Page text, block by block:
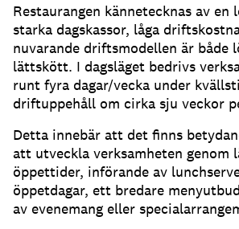
Restaurangen kännetecknas av en
starka dagskassor, låga
nuvarande driftsmodellen är både
lättskött. I dagsläget bedrivs
runt fyra dagar/vecka under
driftuppehåll om cirka sju veckor
Detta innebär att det finns
att utveckla verksamheten genom
öppettider, införande av
öppetdagar, ett bredare
av evenemang eller